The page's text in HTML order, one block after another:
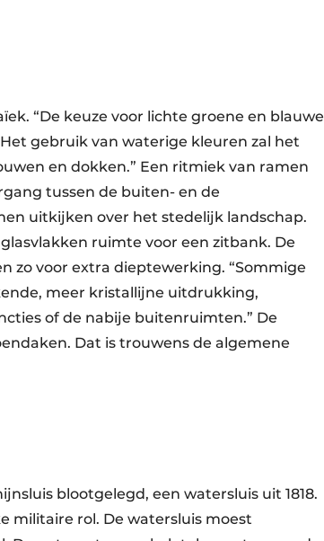
“De keuze voor lichte groene en blauwe
gebruik van waterige kleuren zal het
en dokken.” Een ritmiek van ramen
tussen de buiten- en de
uitkijken over het stedelijk landschap.
ruimte voor een zitbank. De
zo voor extra dieptewerking. “Sommige
meer kristallijne uitdrukking,
of de nabije buitenruimten.” De
Dat is trouwens de algemene
blootgelegd, een watersluis uit 1818.
militaire rol. De watersluis moest